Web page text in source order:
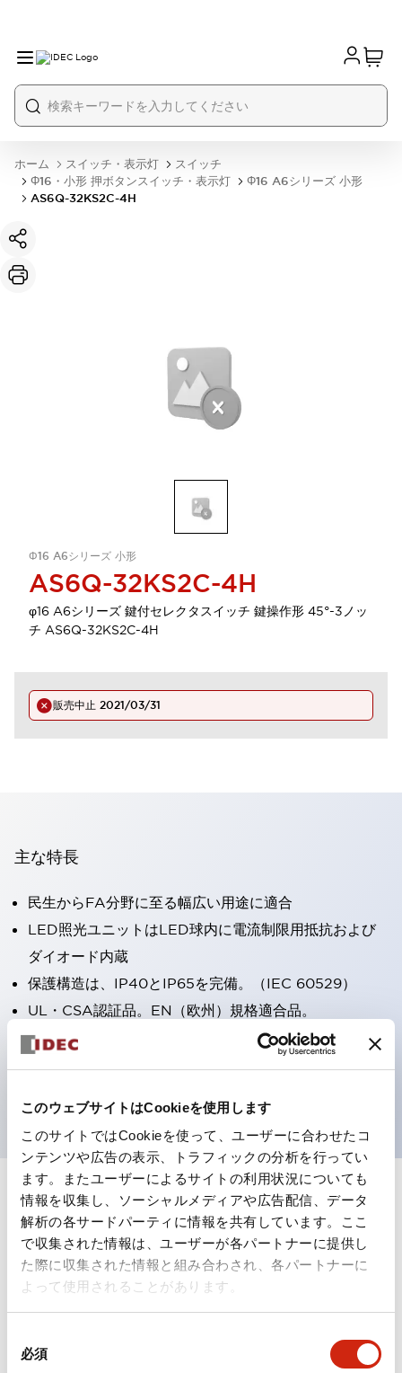
このウェブサイトはCookieを使用します
このサイトではCookieを使って、ユーザーに合わせたコ
ンテンツや広告の表示、トラフィックの分析を行ってい
ます。またユーザーによるサイトの利用状況についても
情報を収集し、ソーシャルメディアや広告配信、データ
解析の各サードパーティに情報を共有しています。ここ
で収集された情報は、ユーザーが各パートナーに提供し
た際に収集された情報と組み合わされ、各パートナーに
よって使用されることがあります。
必須
ホーム スイッチ・表示灯
スイッチ
Φ16・小形 押ボタンスイッチ・表示灯
Φ16 A6シリーズ 小形
AS6Q-32KS2C-4H
Φ16 A6シリーズ 小形
AS6Q-32KS2C-4H
φ16 A6シリーズ 鍵付セレクタスイッチ 鍵操作形 45°-3ノッ
チ AS6Q-32KS2C-4H
販売中止 2021/03/31
主な特長
民生からFA分野に至る幅広い用途に適合
LED照光ユニットはLED球内に電流制限用抵抗および
ダイオード内蔵
保護構造は、IP40とIP65を完備。（IEC 60529）
UL・CSA認証品。EN（欧州）規格適合品。
CCC認証品（表示灯は除く）。
ドキュメントとファイル
カタログ 規格・認証 技術文書 その他
A6シリーズ φ16小形コントロールユニット（日本語）